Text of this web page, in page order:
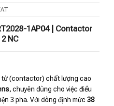
1AP04 | Contactor
NC
từ (contactor) chất lượng cao
, chuyên dùng cho việc điều
3 pha. Với dòng định mức 38